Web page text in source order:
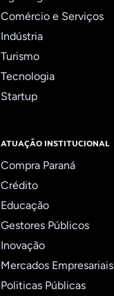
Comércio e Serviços
Indústria
Turismo
Tecnologia
Startup
ATUAÇÃO INSTITUCIONAL
Compra Paraná
Crédito
Educação
Gestores Públicos
Inovação
Mercados Empresariais
Politicas Públicas